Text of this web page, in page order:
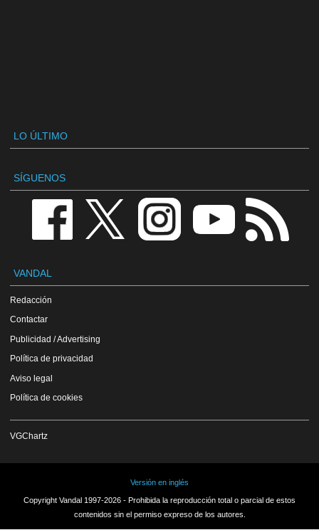
LO ÚLTIMO
SÍGUENOS
VANDAL
Redacción
Contactar
Publicidad / Advertising
Política de privacidad
Aviso legal
Política de cookies
VGChartz
Versión en inglés
Copyright Vandal 1997-2026 - Prohibida la reproducción total o parcial de estos
contenidos sin el permiso expreso de los autores.